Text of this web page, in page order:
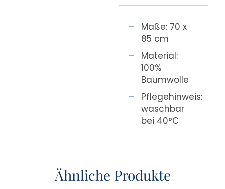
Maße: 70 x
85 cm
Material:
100%
Baumwolle
Pflegehinweis:
waschbar
bei 40°C
Ähnliche Produkte